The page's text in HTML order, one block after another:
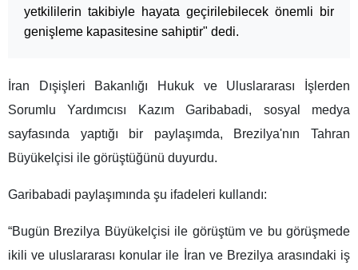
yetkililerin takibiyle hayata geçirilebilecek önemli bir
genişleme kapasitesine sahiptir" dedi.
İran Dışişleri Bakanlığı Hukuk ve Uluslararası İşlerden
Sorumlu Yardımcısı Kazım Garibabadi, sosyal medya
sayfasında yaptığı bir paylaşımda, Brezilya'nın Tahran
Büyükelçisi ile görüştüğünü duyurdu.
Garibabadi paylaşımında şu ifadeleri kullandı:
“Bugün Brezilya Büyükelçisi ile görüştüm ve bu görüşmede
ikili ve uluslararası konular ile İran ve Brezilya arasındaki iş